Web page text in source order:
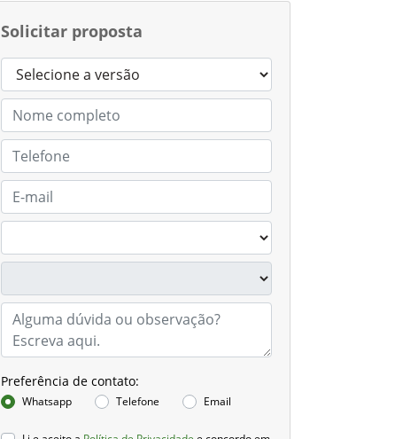
Solicitar proposta
Preferência de contato:
Whatsapp Telefone Email